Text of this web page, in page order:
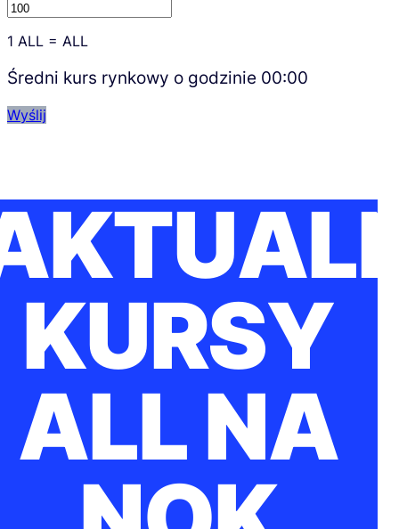
1 ALL = ALL
Średni kurs rynkowy o godzinie 00:00
Wyślij
KURSY
ALL NA